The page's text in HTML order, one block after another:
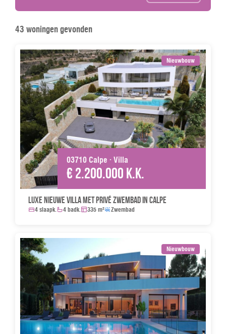
43 woningen gevonden
Nieuwbouw
03710 Calpe · Villa
€ 2.200.000 k.k.
Luxe Nieuwe Villa met Privé Zwembad in Calpe
4 slaapk. 4 badk. 335 m² Zwembad
Nieuwbouw